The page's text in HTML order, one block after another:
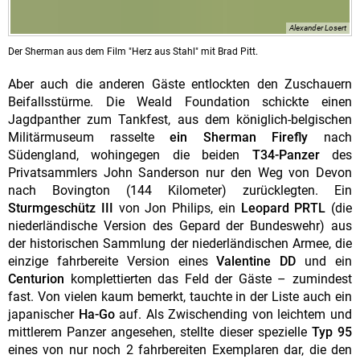
Alexander Losert
Der Sherman aus dem Film "Herz aus Stahl" mit Brad Pitt.
Aber auch die anderen Gäste entlockten den Zuschauern
Beifallsstürme. Die Weald Foundation schickte einen
Jagdpanther zum Tankfest, aus dem königlich-belgischen
Militärmuseum rasselteein Sherman Firefly nach
Südengland, wohingegen die beiden T34-Panzerdes
Privatsammlers John Sanderson nur den Weg von Devon
nach Bovington (144 Kilometer) zurücklegten. Ein
Sturmgeschütz III
von Jon Philips, ein Leopard PRTL (die
niederländische Version des Gepard der Bundeswehr) aus
der historischen Sammlung der niederländischen Armee, die
einzige fahrbereite Version einesValentine DD und ein
Centurion komplettierten das Feld der Gäste – zumindest
fast. Von vielen kaum bemerkt, tauchte in der Liste auch ein
japanischer Ha-Go auf. Als Zwischending von leichtem und
mittlerem Panzer angesehen, stellte dieser spezielle Typ 95
eines von nur noch 2 fahrbereiten Exemplaren dar, die den